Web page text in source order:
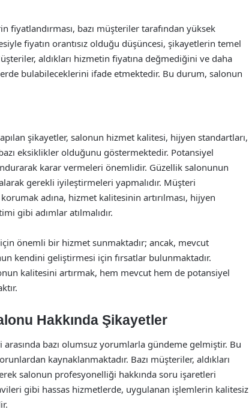
fiyatlandırması, bazı müşteriler tarafından yüksek
fiyatın orantısız olduğu düşüncesi, şikayetlerin temel
aldıkları hizmetin fiyatına değmediğini ve daha
bulabileceklerini ifade etmektedir. Bu durum, salonun
şikayetler, salonun hizmet kalitesi, hijyen standartları,
eksiklikler olduğunu göstermektedir. Potansiyel
karar vermeleri önemlidir. Güzellik salonunun
gerekli iyileştirmeleri yapmalıdır. Müşteri
adına, hizmet kalitesinin artırılması, hijyen
gibi adımlar atılmalıdır.
önemli bir hizmet sunmaktadır; ancak, mevcut
kendini geliştirmesi için fırsatlar bulunmaktadır.
kalitesini artırmak, hem mevcut hem de potansiyel
Hakkında Şikayetler
bazı olumsuz yorumlarla gündeme gelmiştir. Bu
kaynaklanmaktadır. Bazı müşteriler, aldıkları
salonun profesyonelliği hakkında soru işaretleri
gibi hassas hizmetlerde, uygulanan işlemlerin kalitesiz